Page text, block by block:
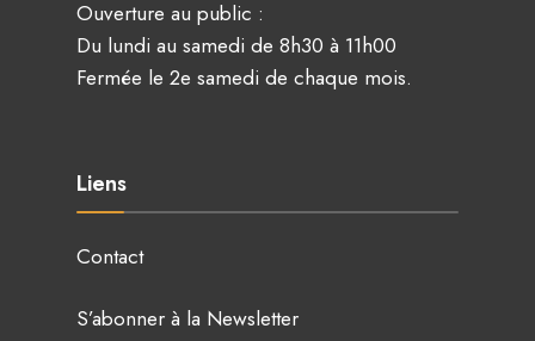
Ouverture au public :
Du lundi au samedi de 8h30 à 11h00
Fermée le 2e samedi de chaque mois.
Liens
Contact
S’abonner à la Newsletter